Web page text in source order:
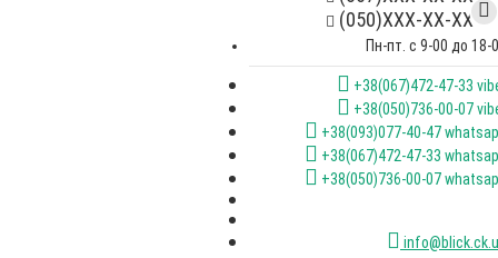
(050)XXX-XX-XX
Пн-пт. с 9-00 до 18-
+38(067)472-47-33
+38(050)736-00-07
+38(093)077-40-47
+38(067)472-47-33
+38(050)736-00-07